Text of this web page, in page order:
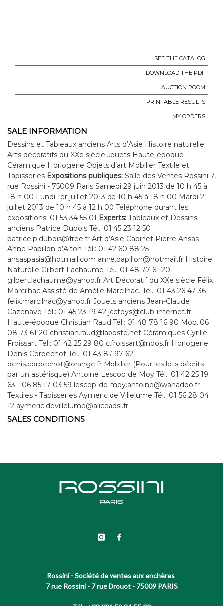
SEE THE CATALOG
DOWNLOAD THE PDF
AUCTION ROOM
PRINTABLE RESULTS
MY ORDERS
SALE INFORMATION
Dessins et Tableaux anciens Arts d’Asie Histoire naturelle
Arts décoratifs du XXe siècle Jouets Haute-époque
Céramique Horlogerie Objets d’art Mobilier Textile et
Tapisseries Expositions publiques: Salle des Ventes Rossini 7,
rue Rossini - 75009 Paris Samedi 29 juin 2013 de 10 h 45 à
18 h 00 Lundi 1er juillet 2013 de 10 h 45 à 18 h 00 Mardi 2
juillet 2013 de 10 h 45 à 12 h 00 Téléphone durant les
expositions: 01 53 34 55 01 Experts: Tableaux et Dessins
anciens Patrice Dubois Tél.: 01 45 23 12 50
patrice.p.dubois@free.fr Art d’Asie Cabinet Pierre Ansas -
Anne Papillon d’Alton Tél.: 01 42 60 88 25
ansaspasia@hotmail.com anne.papillon@hotmail.fr Histoire
Naturelle Gilbert Lachaume Tél.: 01 48 77 61 20
gilbert.lachaume@yahoo.fr Art Décoratif du XXe siècle Félix
Marcilhac Assisté de Amélie Marcilhac. Tél.: 01 43 26 47 36
felix.marcilhac@yahoo.fr Jouets anciens Jean-Claude
Cazenave Tél.: 01 45 23 19 42 jcctoys@club-internet.fr
Haute-époque Christian Raud Tél.: 01 48 78 16 90 Mob.:06
08 73 61 20 christian.raud@laposte.net Céramiques Cyrille
Froissart Tél.: 01 42 25 29 80 c.froissart@noos.fr Horlogerie
Denis Corpechot Tél.: 01 43 87 97 62
denis.corpechot@orange.fr Mobilier (Pour les lots décrits
par un astérisque) Antoine Lescop de Moy Tél.: 01 42 25 19
63 - 06 85 17 03 59 lescop-de-moy.antoine@wanadoo.fr
Textiles - Tapisseries Aymeric de Villelume Tél.: 01 56 28 04
12 aymeric.devillelume@aliceadsl.fr
SALES CONDITIONS
Rossini - Société de ventes aux enchères
7 rue Rossini - 7 rue Drouot - 75009 PARIS